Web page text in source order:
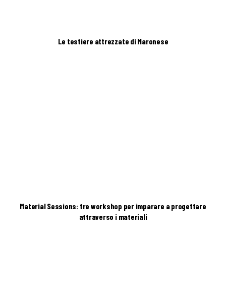
Le testiere attrezzate di Maronese
Material Sessions: tre workshop per imparare a progettare
attraverso i materiali